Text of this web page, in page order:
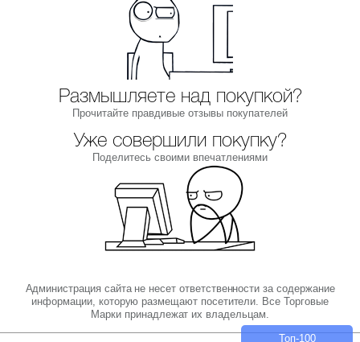
Размышляете над покупкой?
Прочитайте правдивые отзывы покупателей
Уже совершили покупку?
Поделитесь своими впечатлениями
Администрация сайта не несет ответственности за содержание
информации, которую размещают посетители. Все Торговые
Марки принадлежат их владельцам.
Топ-100